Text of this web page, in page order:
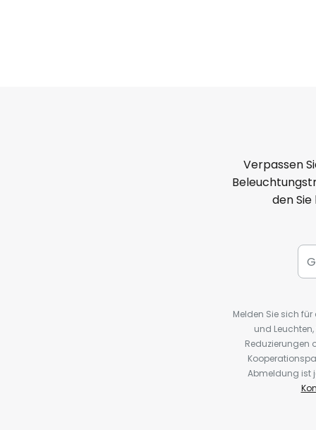
Verpassen
den
Melden Sie sich
und
Reduzierungen
Abmeldung ist